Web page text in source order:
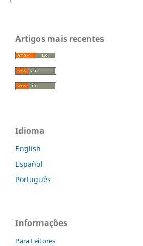
Artigos mais recentes
Idioma
English
Español
Português
Informações
Para Leitores